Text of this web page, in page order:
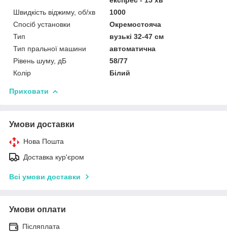
Швидкість віджиму, об/хв
1000
Спосіб установки
Окремостояча
Тип
вузькі 32-47 см
Тип пральної машини
автоматична
Рівень шуму, дБ
58/77
Колір
Білий
Приховати
Умови доставки
Нова Пошта
Доставка кур'єром
Всі умови доставки
Умови оплати
Післяплата